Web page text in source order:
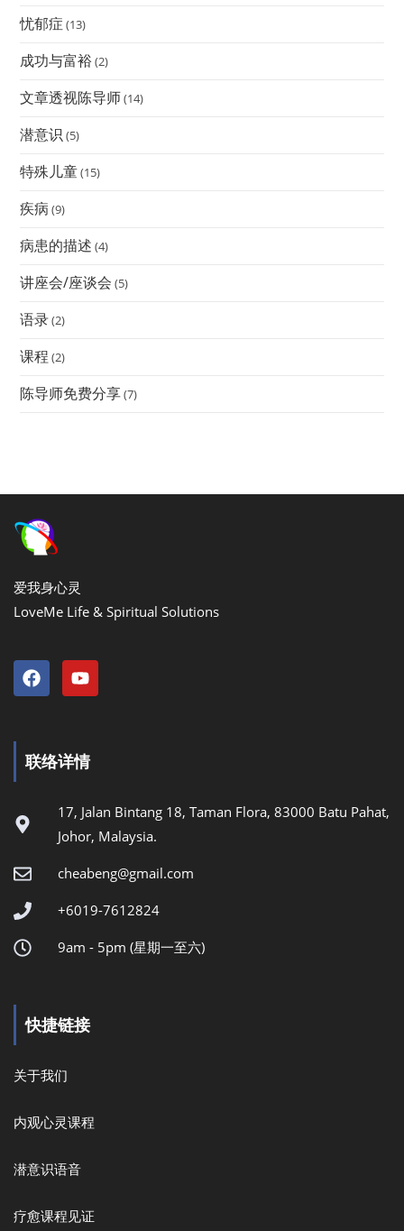
忧郁症 (13)
成功与富裕(2)
文章透视陈导师(14)
潜意识 (5)
特殊儿童(15)
疾病 (9)
病患的描述 (4)
讲座会/座谈会 (5)
语录(2)
课程 (2)
陈导师免费分享(7)
爱我身心灵
LoveMe Life & Spiritual Solutions
联络详情
17, Jalan Bintang 18, Taman Flora, 83000 Batu Pahat,
Johor, Malaysia.
cheabeng@gmail.com
+6019-7612824
9am - 5pm (星期一至六)
快捷链接
关于我们
内观心灵课程
潜意识语音
疗愈课程见证